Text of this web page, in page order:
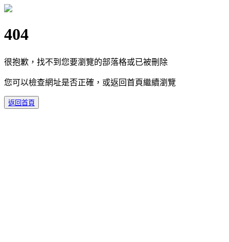
404
很抱歉，找不到您要瀏覽的部落格或已被刪除
您可以檢查網址是否正確，或返回首頁繼續瀏覽
返回首頁